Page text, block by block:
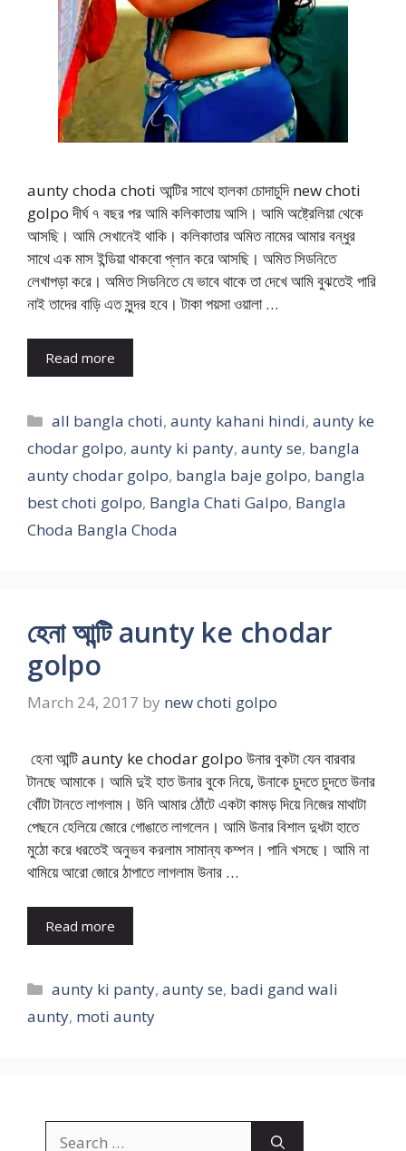
aunty choda choti আন্টির সাথে হালকা চোদাচুদি new choti
golpo দীর্ঘ ৭ বছর পর আমি কলিকাতায় আসি। আমি অষ্ট্রেলিয়া থেকে
আসছি। আমি সেখানেই থাকি। কলিকাতার অমিত নামের আমার বন্ধুর
সাথে এক মাস ইন্ডিয়া থাকবো প্লান করে আসছি। অমিত সিডনিতে
লেখাপড়া করে। অমিত সিডনিতে যে ভাবে থাকে তা দেখে আমি বুঝতেই পারি
নাই তাদের বাড়ি এত সুন্দর হবে। টাকা পয়সা ওয়ালা …
Read more
Categories
all bangla choti,aunty kahani hindi,aunty ke
chodar golpo, aunty ki panty, aunty se, bangla
aunty chodar golpo, bangla baje golpo, bangla
best choti golpo, Bangla Chati Galpo, Bangla
Choda Bangla Choda
হেনা আন্টি aunty ke chodar
golpo
March 24, 2017 by new choti golpo
হেনা আন্টি aunty ke chodar golpo উনার বুকটা যেন বারবার
টানছে আমাকে। আমি দুই হাত উনার বুকে নিয়ে, উনাকে চুদতে চুদতে উনার
বোঁটা টানতে লাগলাম। উনি আমার ঠোঁটে একটা কামড় দিয়ে নিজের মাথাটা
পেছনে হেলিয়ে জোরে গোঙাতে লাগলেন। আমি উনার বিশাল দুধটা হাতে
মুঠো করে ধরতেই অনুভব করলাম সামান্য কম্পন। পানি খসছে। আমি না
থামিয়ে আরো জোরে ঠাপাতে লাগলাম উনার …
Read more
Categories
aunty ki panty,aunty se, badi gand wali
aunty, moti aunty